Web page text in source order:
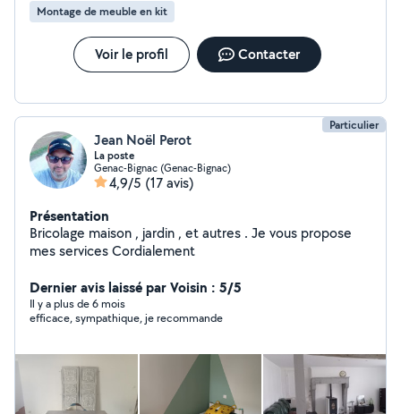
Montage de meuble en kit
Voir le profil Contacter
Particulier
Jean Noël Perot
La poste
Genac-Bignac (Genac-Bignac)
4,9/5 (17 avis)
Présentation
Bricolage maison , jardin , et autres . Je vous propose
mes services Cordialement
Dernier avis laissé par Voisin : 5/5
Il y a plus de 6 mois
efficace, sympathique, je recommande